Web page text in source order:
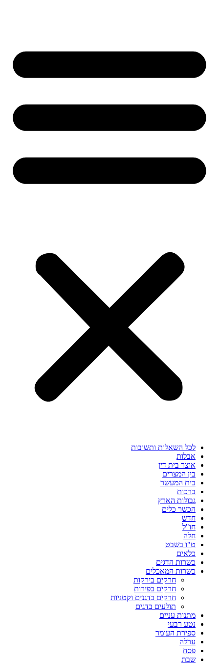
לכל השאלות ותשובות
אבלות
אוצר בית דין
בין המצרים
בית המעשר
ברכות
גבולות הארץ
הכשר כלים
חדש
חו"ל
חלה
ט"ו בשבט
כלאים
כשרות הדגים
כשרות המאכלים
חרקים בירקות
חרקים בפירות
חרקים בדגנים וקטניות
תולעים בדגים
מתנות עניים
נטע רבעי
ספירת העומר
ערלה
פסח
שבת